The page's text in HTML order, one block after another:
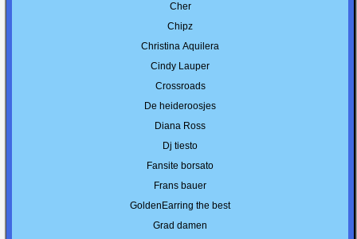
Cher
Chipz
Christina Aquilera
Cindy Lauper
Crossroads
De heideroosjes
Diana Ross
Dj tiesto
Fansite borsato
Frans bauer
GoldenEarring the best
Grad damen